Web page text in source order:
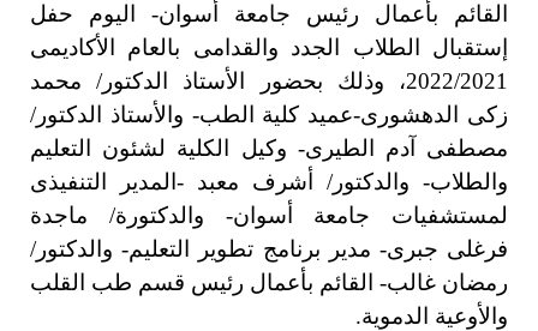
القائم بأعمال رئيس جامعة أسوان- اليوم حفل
إستقبال الطلاب الجدد والقدامى بالعام الأكاديمى
2022/2021، وذلك بحضور الأستاذ الدكتور/ محمد
زكى الدهشورى-عميد كلية الطب- والأستاذ الدكتور/
مصطفى آدم الطيرى- وكيل الكلية لشئون التعليم
والطلاب- والدكتور/ أشرف معبد -المدير التنفيذى
لمستشفيات جامعة أسوان- والدكتورة/ ماجدة
فرغلى جبرى- مدير برنامج تطوير التعليم- والدكتور/
رمضان غالب- القائم بأعمال رئيس قسم طب القلب
والأوعية الدموية.